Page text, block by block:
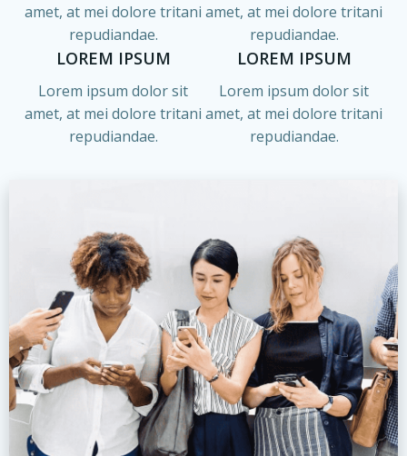
amet, at mei dolore tritani
repudiandae.
amet, at mei dolore tritani
repudiandae.
LOREM IPSUM
Lorem ipsum dolor sit
amet, at mei dolore tritani
repudiandae.
LOREM IPSUM
Lorem ipsum dolor sit
amet, at mei dolore tritani
repudiandae.